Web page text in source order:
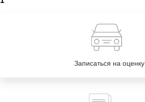
Записаться на оценку